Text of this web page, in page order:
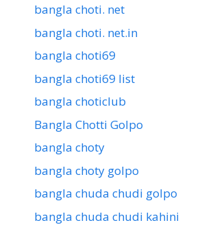
bangla choti. net
bangla choti. net.in
bangla choti69
bangla choti69 list
bangla choticlub
Bangla Chotti Golpo
bangla choty
bangla choty golpo
bangla chuda chudi golpo
bangla chuda chudi kahini